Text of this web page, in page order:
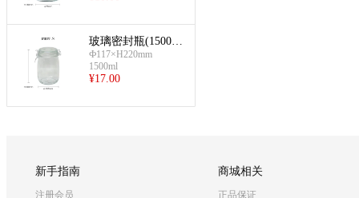
玻璃密封瓶(1500m
l)
Ф117×H220mm
1500ml
¥17.00
新手指南
注册会员
商城相关
正品保证